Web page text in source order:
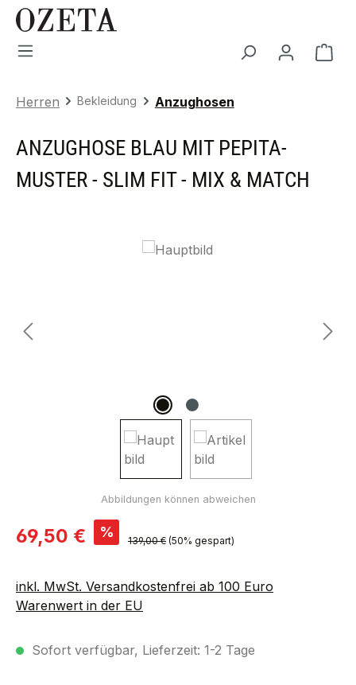
Zum Hauptinhalt springen
Herren Bekleidung Anzughosen
ANZUGHOSE BLAU MIT PEPITA-
MUSTER - SLIM FIT - MIX & MATCH
Bildergalerie überspringen
Verkaufspreis:
69,50 € % Regulärer Preis:
139,00 € (50% gespart)
inkl. MwSt. Versandkostenfrei ab 100 Euro
Warenwert in der EU
Sofort verfügbar, Lieferzeit: 1-2 Tage